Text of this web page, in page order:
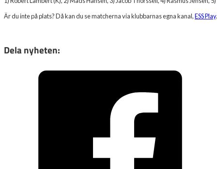
Är du inte på plats? Då kan du se matcherna via klubbarnas egna kanal,ESS Play.
Dela nyheten: